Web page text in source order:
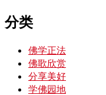
分类
佛学正法
佛歌欣赏
分享美好
学佛园地